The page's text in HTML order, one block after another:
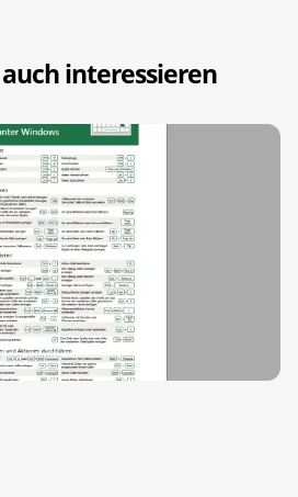
interessieren